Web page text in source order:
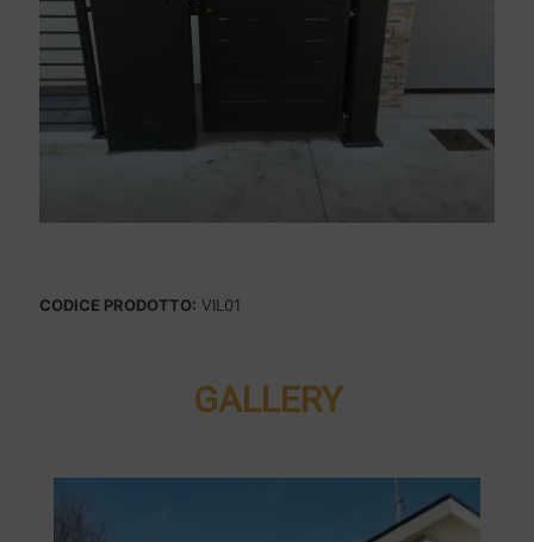
CODICE PRODOTTO: VIL01
GALLERY